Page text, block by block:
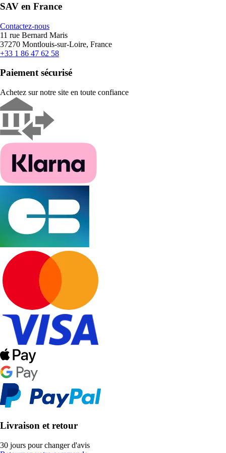
SAV en France
Contactez-nous
11 rue Bernard Maris
37270 Montlouis-sur-Loire, France
+33 1 86 47 62 58
Paiement sécurisé
Achetez sur notre site en toute confiance
Livraison et retour
30 jours pour changer d'avis